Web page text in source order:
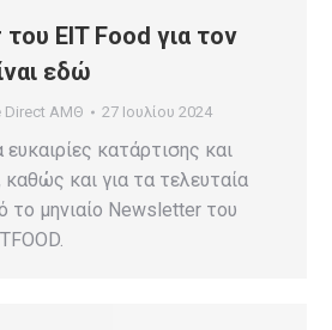
EIT Food για τον
εδώ
Direct ΑΜΘ 27 Ιουλίου 2024
ευκαιρίες κατάρτισης και
και για τα τελευταία
το μηνιαίο Newsletter του